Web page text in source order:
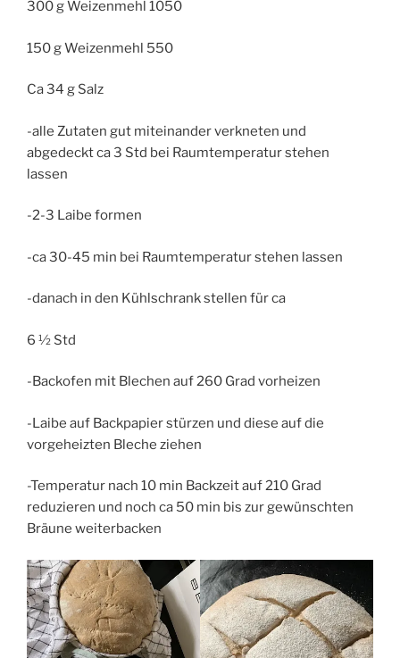
300 g Weizenmehl 1050
150 g Weizenmehl 550
Ca 34 g Salz
-alle Zutaten gut miteinander verkneten und
abgedeckt ca 3 Std bei Raumtemperatur stehen
lassen
-2-3 Laibe formen
-ca 30-45 min bei Raumtemperatur stehen lassen
-danach in den Kühlschrank stellen für ca
6 ½ Std
-Backofen mit Blechen auf 260 Grad vorheizen
-Laibe auf Backpapier stürzen und diese auf die
vorgeheizten Bleche ziehen
-Temperatur nach 10 min Backzeit auf 210 Grad
reduzieren und noch ca 50 min bis zur gewünschten
Bräune weiterbacken